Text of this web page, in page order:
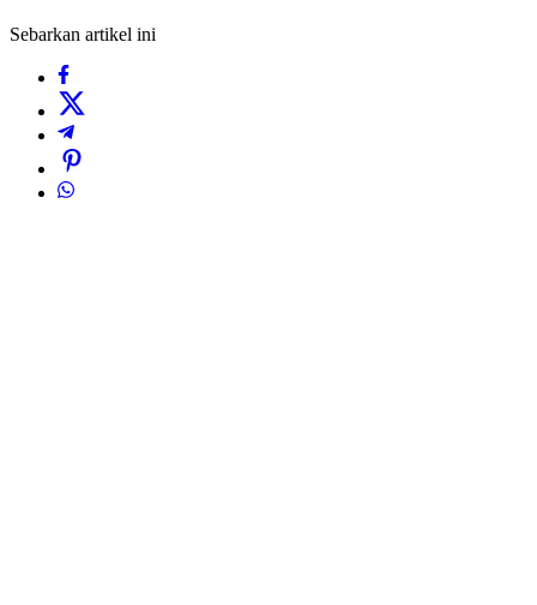
Sebarkan artikel ini